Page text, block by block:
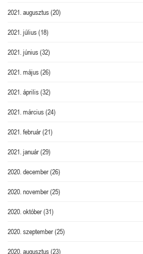
2021. augusztus(20)
2021. július(18)
2021. június(32)
2021. május(26)
2021. április(32)
2021. március(24)
2021. február(21)
2021. január(29)
2020. december(26)
2020. november(25)
2020. október(31)
2020. szeptember(25)
2020. augusztus(23)